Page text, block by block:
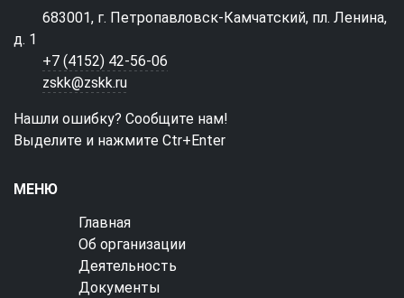
683001, г. Петропавловск-Камчатский, пл. Ленина,
д. 1
+7 (4152) 42-56-06
zskk@zskk.ru
Нашли ошибку? Сообщите нам!
Выделите и нажмите Ctr+Enter
МЕНЮ
Главная
Об организации
Деятельность
Документы